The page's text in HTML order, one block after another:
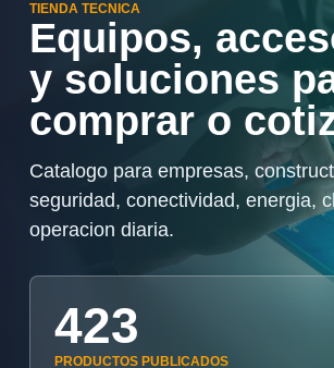
TIENDA TECNICA
Equipos,
y soluciones
comprar o
Catalogo para empresas,
seguridad, conectividad, energia,
operacion diaria.
423
PRODUCTOS PUBLICADOS